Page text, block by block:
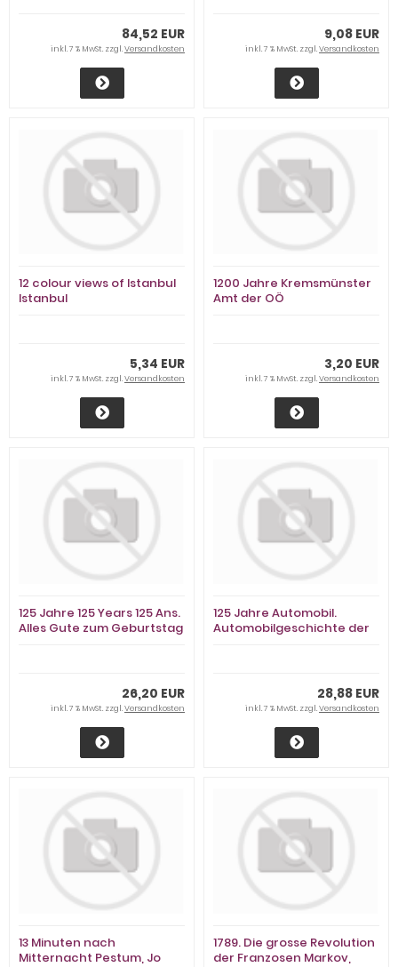
84,52 EUR
inkl. 7 % MwSt. zzgl.Versandkosten
9,08 EUR
inkl. 7 % MwSt. zzgl.Versandkosten
12 colour views of Istanbul
Istanbul
5,34 EUR
inkl. 7 % MwSt. zzgl.Versandkosten
1200 Jahre Kremsmünster
Amt der OÖ
3,20 EUR
inkl. 7 % MwSt. zzgl.Versandkosten
125 Jahre 125 Years 125 Ans.
Alles Gute zum Geburtstag
26,20 EUR
inkl. 7 % MwSt. zzgl.Versandkosten
125 Jahre Automobil.
Automobilgeschichte der
28,88 EUR
inkl. 7 % MwSt. zzgl.Versandkosten
13 Minuten nach
Mitternacht Pestum, Jo
1789. Die grosse Revolution
der Franzosen Markov,